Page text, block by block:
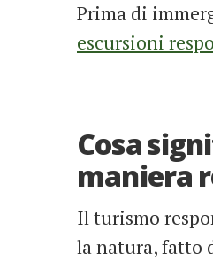
Prima di
escursioni
Cosa
maniera
Il turismo
la natura, fatto